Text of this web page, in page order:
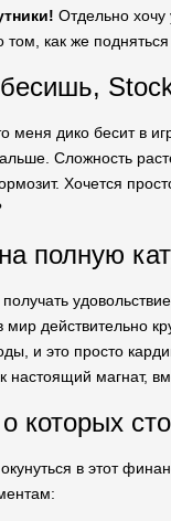
Отдельно хочу
том, как же
меня дико бесит в
Сложность
Хочется
полную
получать
мир действительно
и это просто
настоящий магнат,
которых
в этот